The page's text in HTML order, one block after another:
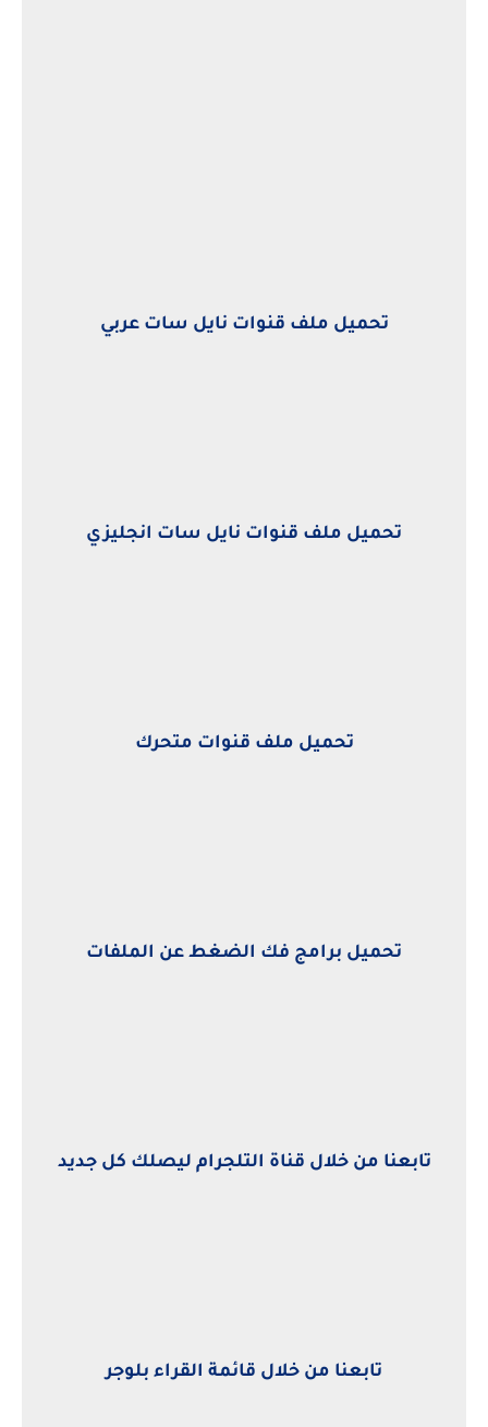
تحميل ملف قنوات نايل سات عربي
تحميل ملف قنوات نايل سات انجليزي
تحميل ملف قنوات متحرك
تحميل برامج فك الضغط عن الملفات
تابعنا من خلال قناة التلجرام ليصلك كل جديد
تابعنا من خلال قائمة القراء بلوجر